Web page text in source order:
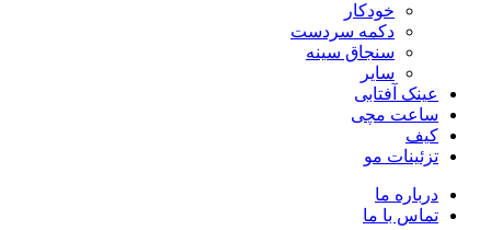
خودکار
دکمه سردست
سنجاق سینه
سایر
عینک آفتابی
ساعت مچی
کیف
تزئینات مو
درباره ما
تماس با ما